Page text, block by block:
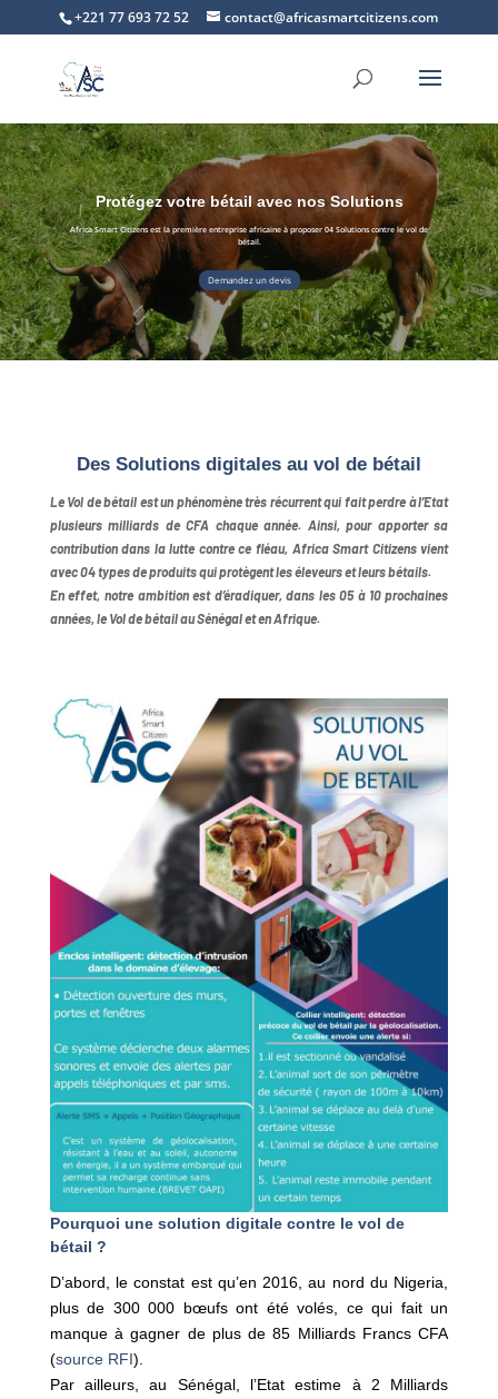
+221 77 693 72 52 contact@africasmartcitizens.com
Protégez votre bétail avec nos Solutions
Africa Smart Citizens est la première entreprise africaine à proposer 04 Solutions contre le vol de
bétail.
Demandez un devis
Des Solutions digitales au vol de bétail
Le Vol de bétail est un phénomène très récurrent qui fait perdre à l’Etat
plusieurs milliards de CFA chaque année. Ainsi, pour apporter sa
contribution dans la lutte contre ce fléau, Africa Smart Citizens vient
avec 04 types de produits qui protègent les éleveurs et leurs bétails.
En effet, notre ambition est d’éradiquer, dans les 05 à 10 prochaines
années, le Vol de bétail au Sénégal et en Afrique.
Pourquoi une solution digitale contre le vol de
bétail ?
D’abord, le constat est qu’en 2016, au nord du Nigeria,
plus de 300 000 bœufs ont été volés, ce qui fait un
manque à gagner de plus de 85 Milliards Francs CFA
(source RFI).
Par ailleurs, au Sénégal, l’Etat estime à 2 Milliards